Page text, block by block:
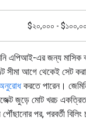
$২০,০০০ -
এপিআই-এর জন্য মাসিক
সীমা আগে থেকেই সেট
অনুরোধকরতে পারেন।
জুড়ে মোট খরচ
পৌঁছানোর পর, পরবর্তী